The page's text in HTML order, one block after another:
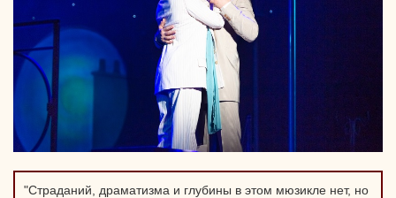
"Страданий, драматизма и глубины в этом мюзикле нет, но